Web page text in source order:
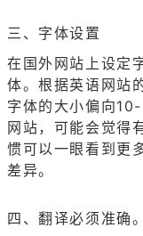
三、字体设置
在国外网站上设定
体。根据英语网站
字体的大小偏向
网站，可能会觉得
惯可以一眼看到更
差异。
四、翻译必须准确。